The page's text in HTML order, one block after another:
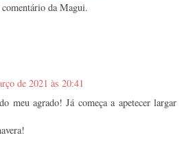
da Magui.
de 2021 às 20:41
meu agrado! Já começa a apetecer largar